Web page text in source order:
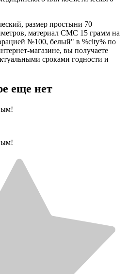
размер простыни 70
материал СМС 15 грамм на
№100, белый" в %city% по
магазине, вы получаете
сроками годности и
еще нет